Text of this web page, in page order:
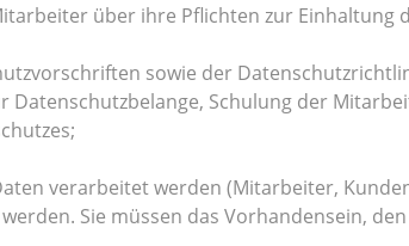
über ihre Pflichten zur Einhaltung
sowie der
Schulung der
verarbeitet werden (Mitarbeiter,
Sie müssen das Vorhandensein,